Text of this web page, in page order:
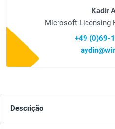
Kadir
Microsoft Licensing
+49 (0)69-
Descrição